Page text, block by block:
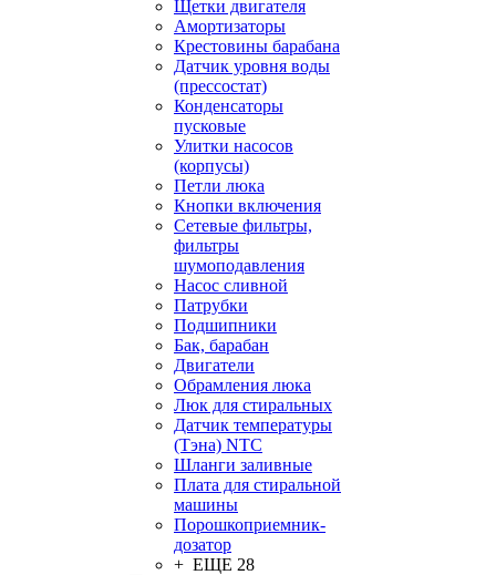
Щетки двигателя
Амортизаторы
Крестовины барабана
Датчик уровня воды
(прессостат)
Конденсаторы
пусковые
Улитки насосов
(корпусы)
Петли люка
Кнопки включения
Сетевые фильтры,
фильтры
шумоподавления
Насос сливной
Патрубки
Подшипники
Бак, барабан
Двигатели
Обрамления люка
Люк для стиральных
Датчик температуры
(Тэна) NTC
Шланги заливные
Плата для стиральной
машины
Порошкоприемник-
дозатор
+ ЕЩЕ 28